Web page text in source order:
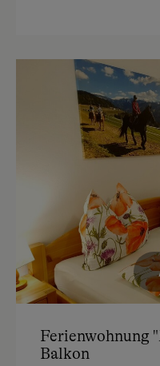
Familienzimmer
Küche
Kühlschrank
Haupthaus
Doppelbett
Ausziehcouch
Ferienwohnung
Balkon